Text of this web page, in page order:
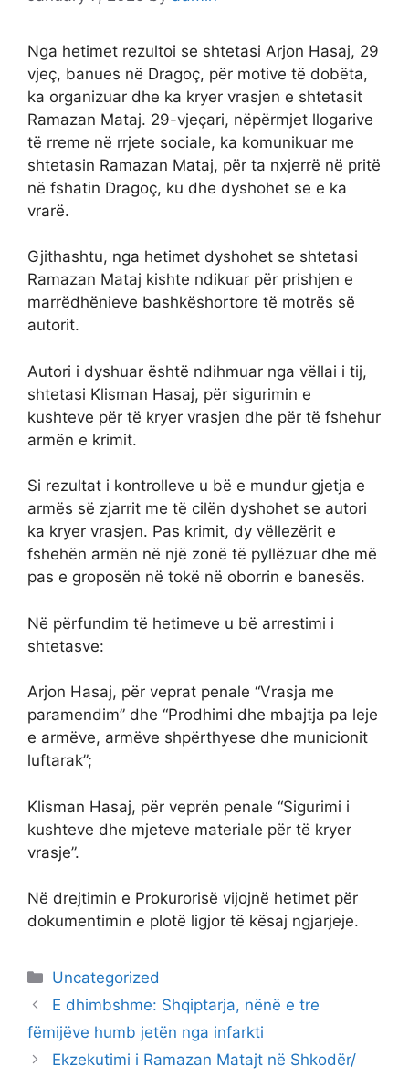
Nga hetimet rezultoi se shtetasi Arjon Hasaj, 29
vjeç, banues në Dragoç, për motive të dobëta,
ka organizuar dhe ka kryer vrasjen e shtetasit
Ramazan Mataj. 29-vjeçari, nëpërmjet llogarive
të rreme në rrjete sociale, ka komunikuar me
shtetasin Ramazan Mataj, për ta nxjerrë në pritë
në fshatin Dragoç, ku dhe dyshohet se e ka
vrarë.
Gjithashtu, nga hetimet dyshohet se shtetasi
Ramazan Mataj kishte ndikuar për prishjen e
marrëdhënieve bashkëshortore të motrës së
autorit.
Autori i dyshuar është ndihmuar nga vëllai i tij,
shtetasi Klisman Hasaj, për sigurimin e
kushteve për të kryer vrasjen dhe për të fshehur
armën e krimit.
Si rezultat i kontrolleve u bë e mundur gjetja e
armës së zjarrit me të cilën dyshohet se autori
ka kryer vrasjen. Pas krimit, dy vëllezërit e
fshehën armën në një zonë të pyllëzuar dhe më
pas e groposën në tokë në oborrin e banesës.
Në përfundim të hetimeve u bë arrestimi i
shtetasve:
Arjon Hasaj, për veprat penale “Vrasja me
paramendim” dhe “Prodhimi dhe mbajtja pa leje
e armëve, armëve shpërthyese dhe municionit
luftarak”;
Klisman Hasaj, për veprën penale “Sigurimi i
kushteve dhe mjeteve materiale për të kryer
vrasje”.
Në drejtimin e Prokurorisë vijojnë hetimet për
dokumentimin e plotë ligjor të kësaj ngjarjeje.
Categories
Uncategorized
E dhimbshme: Shqiptarja, nënë e tre
fëmijëve humb jetën nga infarkti
Ekzekutimi i Ramazan Matajt në Shkodër/